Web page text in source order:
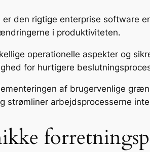
den rigtige enterprise software
i produktiviteten.
operationelle aspekter og
for hurtigere
af brugervenlige
strømliner arbejdsprocesserne